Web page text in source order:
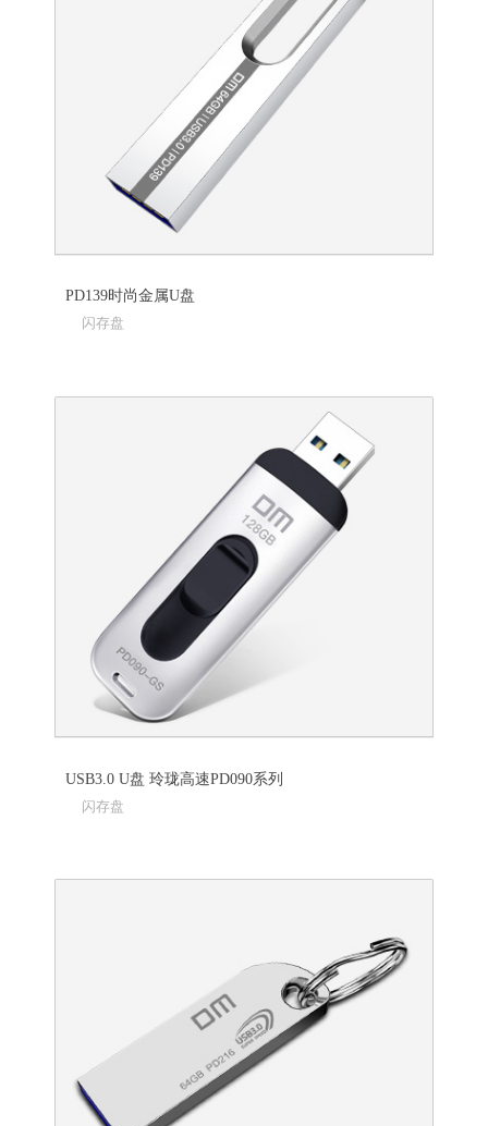
PD139时尚金属U盘
闪存盘
USB3.0 U盘 玲珑高速PD090系列
闪存盘